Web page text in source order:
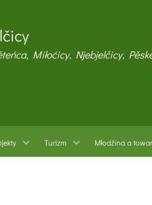
Miłoćicy, Njebjelčicy,
Turizm Młodźina a